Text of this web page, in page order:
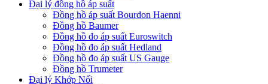
Đại lý đồng hồ áp suất
Đồng hồ áp suất Bourdon Haenni
Đồng hồ Baumer
Đồng hồ đo áp suất Euroswitch
Đồng hồ đo áp suất Hedland
Đồng hồ đo áp suất US Gauge
Đồng hồ Trumeter
Đại lý Khớp Nối